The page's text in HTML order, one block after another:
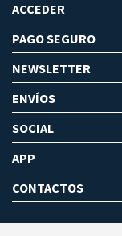
ACCEDER
PAGO SEGURO
NEWSLETTER
ENVÍOS
SOCIAL
APP
CONTACTOS